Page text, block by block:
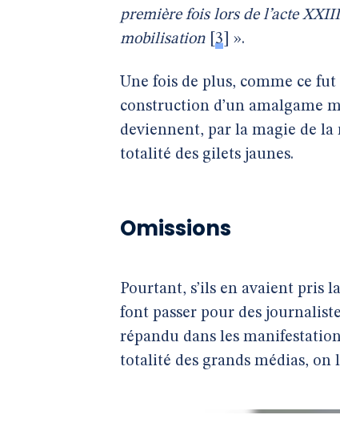
première fois lors de l’acte
mobilisation 3 ».
Une fois de plus, comme ce fut
construction d’un amalgame
deviennent, par la magie de
totalité des gilets jaunes.
Omissions
Pourtant, s’ils en avaient pris
font passer pour des
répandu dans les
totalité des grands médias, on